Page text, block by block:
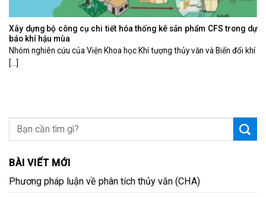
Xây dựng bộ công cụ chi tiết hóa thống kê sản phẩm CFS trong dự
báo khí hậu mùa
Nhóm nghiên cứu của Viện Khoa học Khí tượng thủy văn và Biến đổi khí
[...]
BÀI VIẾT MỚI
Phương pháp luận về phân tích thủy văn (CHA)